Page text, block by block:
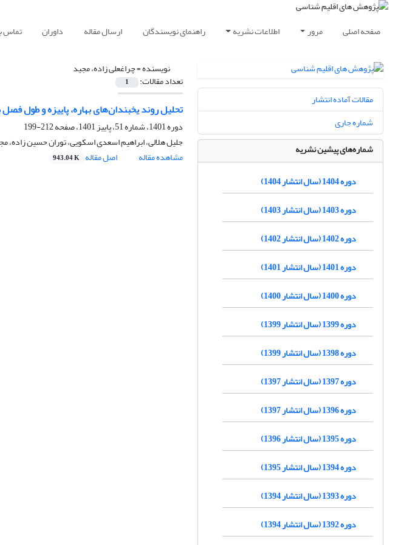
صفحه اصلی مرور اطلاعات نشریه راهنمای نویسندگان ارسال مقاله داوران تماس
نویسنده =چراغعلی زاده، مجید
تعداد مقالات: 1
تحلیل روند یخبندان‌های بهاره، پاییزه و طول
دوره 1401، شماره 51، پاییز 1401، صفحه
212-199
جلیل هلالی، ابراهیم اسعدی اسکویی، توران حسین زاده،
مشاهده مقاله
اصل مقاله 943.04 K
مقالات آماده انتشار
شماره جاری
شماره‌های پیشین نشریه
دوره 1404 (سال انتشار 1404)
دوره 1403 (سال انتشار 1403)
دوره 1402 (سال انتشار 1402)
دوره 1401 (سال انتشار 1401)
دوره 1400 (سال انتشار 1400)
دوره 1399 (سال انتشار 1399)
دوره 1398 (سال انتشار 1399)
دوره 1397 (سال انتشار 1397)
دوره 1396 (سال انتشار 1397)
دوره 1395 (سال انتشار 1396)
دوره 1394 (سال انتشار 1395)
دوره 1393 (سال انتشار 1394)
دوره 1392 (سال انتشار 1394)